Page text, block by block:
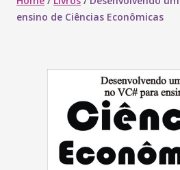
ensino de Ciências Econômicas